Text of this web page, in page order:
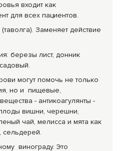
входит как
для всех пациентов.
Заменяет действие
березы лист, донник
могут помочь не только
но и пищевые,
- антикоагулянты -
вишни, черешни,
чай, мелисса и мята как
сельдерей.
винограду. Это